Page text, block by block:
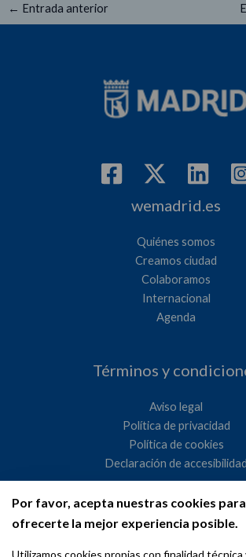
Por favor, acepta nuestras cookies
ofrecerte la mejor experiencia posible.
Utilizamos cookies propias con finalidad técnica
← Entrada anterior
wemadrid.es
Quiénes somos
Creamos ciudad
Colaboramos
Internacional
Agenda
Términos y
Aviso legal
Política de privacidad
Política de cookies
Declaración de accesibilidad
Ayuntamiento de
WeMadrid es un sitio web del